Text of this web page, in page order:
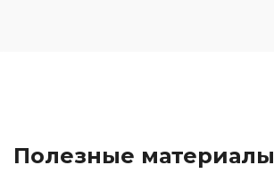
Полезные материалы